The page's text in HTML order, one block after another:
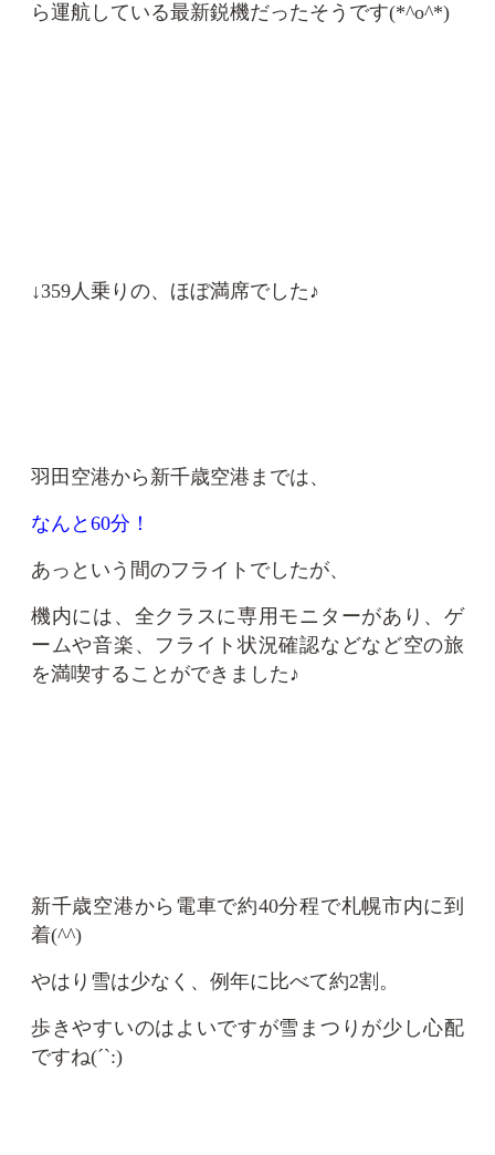
ら運航している最新鋭機だったそうです(*^o^*)
↓359人乗りの、ほぼ満席でした♪
羽田空港から新千歳空港までは、
なんと60分！
あっという間のフライトでしたが、
機内には、全クラスに専用モニターがあり、ゲ
ームや音楽、フライト状況確認などなど空の旅
を満喫することができました♪
新千歳空港から電車で約40分程で札幌市内に到
着(^^)
やはり雪は少なく、例年に比べて約2割。
歩きやすいのはよいですが雪まつりが少し心配
ですね(´`:)